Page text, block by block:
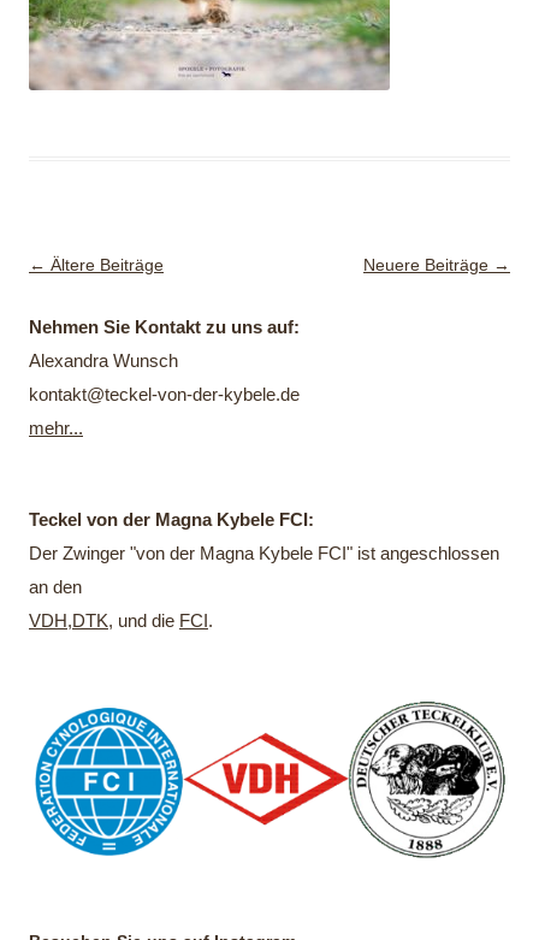
Beitragsnavigation
← Ältere Beiträge Neuere Beiträge →
Nehmen Sie Kontakt zu uns auf:
Alexandra Wunsch
kontakt@teckel-von-der-kybele.de
mehr...
Teckel von der Magna Kybele FCI:
Der Zwinger "von der Magna Kybele FCI" ist angeschlossen
an den
VDH,DTK, und die FCI.